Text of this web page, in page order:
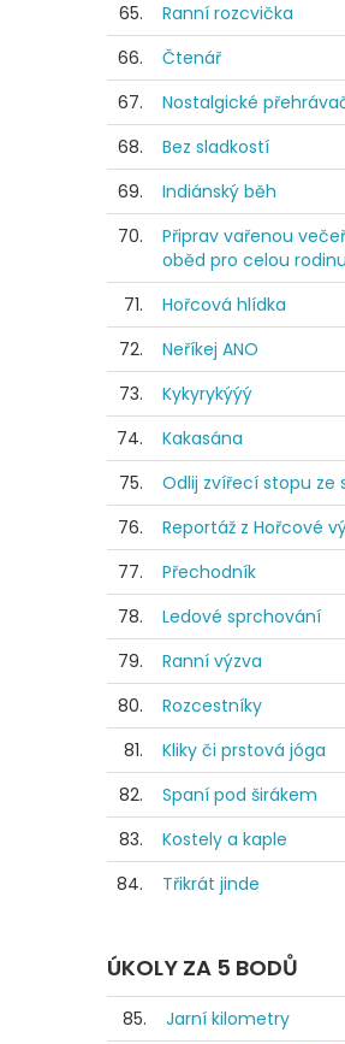
65.
Ranní rozcvička
66.
Čtenář
67.
Nostalgické
68.
Bez sladkostí
69.
Indiánský běh
70.
Připrav vařenou
oběd pro celou rodinu
71.
Hořcová hlídka
72.
Neříkej ANO
73.
Kykyrykýýý
74.
Kakasána
75.
Odlij zvířecí stopu ze
76.
Reportáž z Hořcové
77.
Přechodník
78.
Ledové sprchování
79.
Ranní výzva
80.
Rozcestníky
81.
Kliky či prstová jóga
82.
Spaní pod širákem
83.
Kostely a kaple
84.
Třikrát jinde
ÚKOLY ZA 5 BODŮ
85.
Jarní kilometry